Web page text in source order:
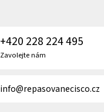
+420 228 224 495
Zavolejte nám
info@repasovanecisco.cz